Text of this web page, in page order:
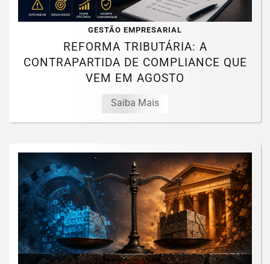
GESTÃO EMPRESARIAL
REFORMA TRIBUTÁRIA: A
CONTRAPARTIDA DE COMPLIANCE QUE
VEM EM AGOSTO
Saiba Mais